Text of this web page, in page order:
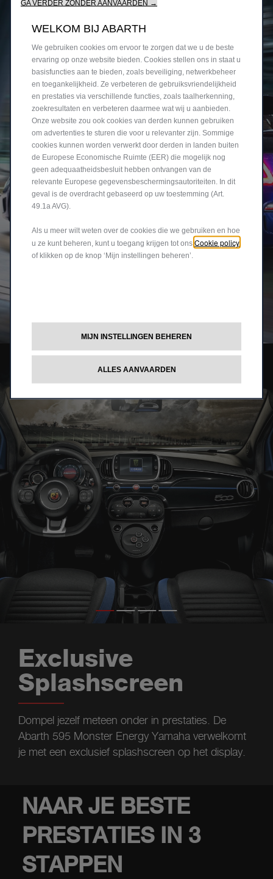
Exclusive
Splashscreen
Dompel jezelf meteen onder in prestaties. De
Abarth 595 Monster Energy Yamaha verwelkomt
je met een exclusief splashscreen op het display.
NAAR JE BESTE
PRESTATIES IN 3
STAPPEN
GA VERDER ZONDER AANVAARDEN →
WELKOM BIJ ABARTH
We gebruiken cookies om ervoor te zorgen dat we u de beste
ervaring op onze website bieden. Cookies stellen ons in staat u
basisfuncties aan te bieden, zoals beveiliging, netwerkbeheer
en toegankelijkheid. Ze verbeteren de gebruiksvriendelijkheid
en prestaties via verschillende functies, zoals taalherkenning,
zoekresultaten en verbeteren daarmee wat wij u aanbieden.
Onze website zou ook cookies van derden kunnen gebruiken
om advertenties te sturen die voor u relevanter zijn. Sommige
cookies kunnen worden verwerkt door derden in landen buiten
de Europese Economische Ruimte (EER) die mogelijk nog
geen adequaatheidsbesluit hebben ontvangen van de
relevante Europese gegevensbeschermingsautoriteiten. In dit
geval is de overdracht gebaseerd op uw toestemming (Art.
49.1a AVG).
Als u meer wilt weten over de cookies die we gebruiken en hoe
u ze kunt beheren, kunt u toegang krijgen tot ons Cookie policy
of klikken op de knop ‘Mijn instellingen beheren’.
MIJN INSTELLINGEN BEHEREN
ALLES AANVAARDEN